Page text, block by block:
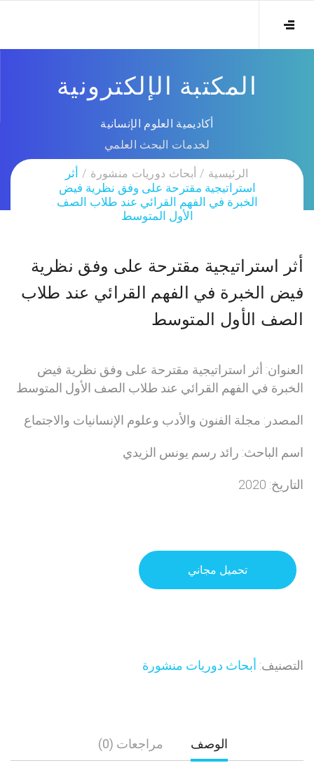
المكتبة الإلكترونية
أكاديمية العلوم الإنسانية
لخدمات البحث العلمي
الرئيسية أبحاث دوريات منشورة
أثر
استراتيجية مقترحة على وفق نظرية فيض
الخبرة في الفهم القرائي عند طلاب الصف
الأول المتوسط
أثر استراتيجية مقترحة على وفق نظرية
فيض الخبرة في الفهم القرائي عند طلاب
الصف الأول المتوسط
العنوان: أثر استراتيجية مقترحة على وفق نظرية فيض
الخبرة في الفهم القرائي عند طلاب الصف الأول المتوسط
المصدر: مجلة الفنون والأدب وعلوم الإنسانيات والاجتماع
اسم الباحث: رائد رسم يونس الزيدي
التاريخ: 2020
تحميل مجاني
التصنيف: أبحاث دوريات منشورة
الوصف مراجعات (0)